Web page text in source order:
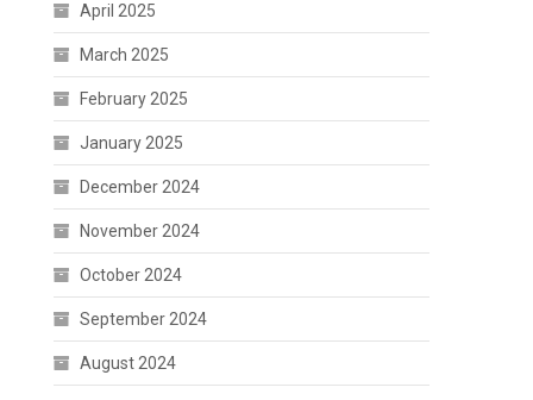
April 2025
March 2025
February 2025
January 2025
December 2024
November 2024
October 2024
September 2024
August 2024